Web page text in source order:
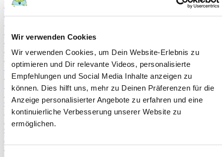
Wir verwenden Cookies
Wir verwenden Cookies, um Dein Website-Erlebnis zu
optimieren und Dir relevante Videos, personalisierte
Empfehlungen und Social Media Inhalte anzeigen zu
können. Dies hilft uns, mehr zu Deinen Präferenzen für die
Anzeige personalisierter Angebote zu erfahren und eine
kontinuierliche Verbesserung unserer Website zu
ermöglichen.
Hauskatze
Kater
Katzenspielzeug
Kälte
Leckerlies
Leinenführigkeit
Leinenpflicht
Schmerzen
Hundebett
Schlaf
Corona
Infektionskrankheiten
Anschaffung
Geschirr
Halsband
Rollig